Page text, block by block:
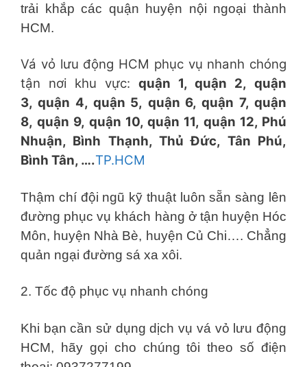
trải khắp các quận huyện nội ngoại thành
HCM.
Vá vỏ lưu động HCM phục vụ nhanh chóng
tận nơi khu vực: quận 1, quận 2, quận
3, quận 4, quận 5, quận 6, quận 7, quận
8, quận 9, quận 10, quận 11, quận 12, Phú
Nhuận, Bình Thạnh, Thủ Đức, Tân Phú,
Bình Tân, ….TP.HCM
Thậm chí đội ngũ kỹ thuật luôn sẵn sàng lên
đường phục vụ khách hàng ở tận huyện Hóc
Môn, huyện Nhà Bè, huyện Củ Chi…. Chẳng
quản ngại đường sá xa xôi.
2. Tốc độ phục vụ nhanh chóng
Khi bạn cần sử dụng dịch vụ vá vỏ lưu động
HCM, hãy gọi cho chúng tôi theo số điện